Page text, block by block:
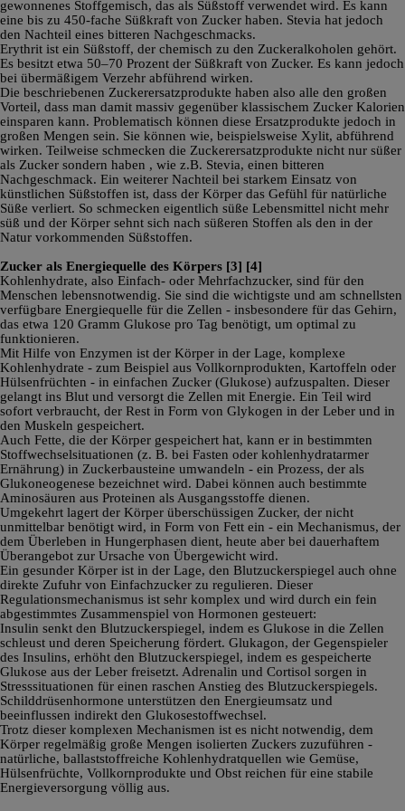
gewonnenes Stoffgemisch, das als Süßstoff verwendet wird. Es kann
eine bis zu 450-fache Süßkraft von Zucker haben. Stevia hat jedoch
den Nachteil eines bitteren Nachgeschmacks.
Erythrit ist ein Süßstoff, der chemisch zu den Zuckeralkoholen gehört.
Es besitzt etwa 50–70 Prozent der Süßkraft von Zucker. Es kann jedoch
bei übermäßigem Verzehr abführend wirken.
Die beschriebenen Zuckerersatzprodukte haben also alle den großen
Vorteil, dass man damit massiv gegenüber klassischem Zucker Kalorien
einsparen kann. Problematisch können diese Ersatzprodukte jedoch in
großen Mengen sein. Sie können wie, beispielsweise Xylit, abführend
wirken. Teilweise schmecken die Zuckerersatzprodukte nicht nur süßer
als Zucker sondern haben , wie z.B. Stevia, einen bitteren
Nachgeschmack. Ein weiterer Nachteil bei starkem Einsatz von
künstlichen Süßstoffen ist, dass der Körper das Gefühl für natürliche
Süße verliert. So schmecken eigentlich süße Lebensmittel nicht mehr
süß und der Körper sehnt sich nach süßeren Stoffen als den in der
Natur vorkommenden Süßstoffen.
Zucker als Energiequelle des Körpers [3] [4]
Kohlenhydrate, also Einfach- oder Mehrfachzucker, sind für den
Menschen lebensnotwendig. Sie sind die wichtigste und am schnellsten
verfügbare Energiequelle für die Zellen - insbesondere für das Gehirn,
das etwa 120 Gramm Glukose pro Tag benötigt, um optimal zu
funktionieren.
Mit Hilfe von Enzymen ist der Körper in der Lage, komplexe
Kohlenhydrate - zum Beispiel aus Vollkornprodukten, Kartoffeln oder
Hülsenfrüchten - in einfachen Zucker (Glukose) aufzuspalten. Dieser
gelangt ins Blut und versorgt die Zellen mit Energie. Ein Teil wird
sofort verbraucht, der Rest in Form von Glykogen in der Leber und in
den Muskeln gespeichert.
Auch Fette, die der Körper gespeichert hat, kann er in bestimmten
Stoffwechselsituationen (z. B. bei Fasten oder kohlenhydratarmer
Ernährung) in Zuckerbausteine umwandeln - ein Prozess, der als
Glukoneogenese bezeichnet wird. Dabei können auch bestimmte
Aminosäuren aus Proteinen als Ausgangsstoffe dienen.
Umgekehrt lagert der Körper überschüssigen Zucker, der nicht
unmittelbar benötigt wird, in Form von Fett ein - ein Mechanismus, der
dem Überleben in Hungerphasen dient, heute aber bei dauerhaftem
Überangebot zur Ursache von Übergewicht wird.
Ein gesunder Körper ist in der Lage, den Blutzuckerspiegel auch ohne
direkte Zufuhr von Einfachzucker zu regulieren. Dieser
Regulationsmechanismus ist sehr komplex und wird durch ein fein
abgestimmtes Zusammenspiel von Hormonen gesteuert:
Insulin senkt den Blutzuckerspiegel, indem es Glukose in die Zellen
schleust und deren Speicherung fördert. Glukagon, der Gegenspieler
des Insulins, erhöht den Blutzuckerspiegel, indem es gespeicherte
Glukose aus der Leber freisetzt. Adrenalin und Cortisol sorgen in
Stresssituationen für einen raschen Anstieg des Blutzuckerspiegels.
Schilddrüsenhormone unterstützen den Energieumsatz und
beeinflussen indirekt den Glukosestoffwechsel.
Trotz dieser komplexen Mechanismen ist es nicht notwendig, dem
Körper regelmäßig große Mengen isolierten Zuckers zuzuführen -
natürliche, ballaststoffreiche Kohlenhydratquellen wie Gemüse,
Hülsenfrüchte, Vollkornprodukte und Obst reichen für eine stabile
Energieversorgung völlig aus.